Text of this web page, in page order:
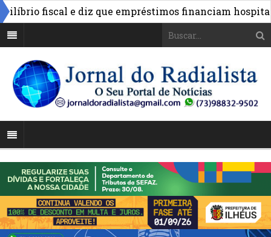
fiscal e diz que empréstimos financiam hospitais e